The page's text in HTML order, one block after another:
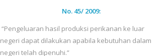
No. 45/ 2009:
“Pengeluaran hasil produksi perikanan ke luar
negeri dapat dilakukan apabila kebutuhan dalam
negeri telah dipenuhi.”